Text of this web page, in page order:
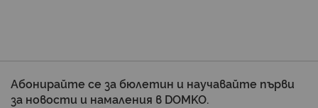
Абонирайте се за бюлетин и научавайте първи
за новости и намаления в DOMKO.